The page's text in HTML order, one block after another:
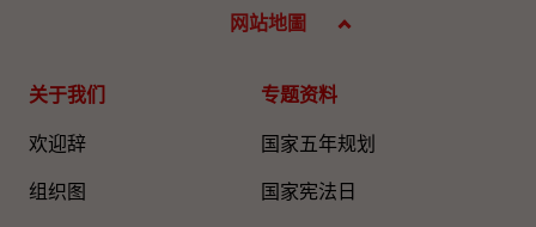
网站地圖
关于我们
欢迎辞
组织图
专题资料
国家五年规划
国家宪法日